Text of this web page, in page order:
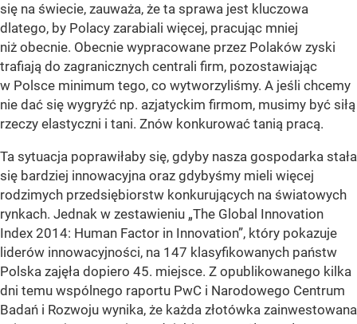
się na świecie, zauważa, że ta sprawa jest kluczowa
dlatego, by Polacy zarabiali więcej, pracując mniej
niż obecnie. Obecnie wypracowane przez Polaków zyski
trafiają do zagranicznych centrali firm, pozostawiając
w Polsce minimum tego, co wytworzyliśmy. A jeśli chcemy
nie dać się wygryźć np. azjatyckim firmom, musimy być siłą
rzeczy elastyczni i tani. Znów konkurować tanią pracą.
Ta sytuacja poprawiłaby się, gdyby nasza gospodarka stała
się bardziej innowacyjna oraz gdybyśmy mieli więcej
rodzimych przedsiębiorstw konkurujących na światowych
rynkach. Jednak w zestawieniu „The Global Innovation
Index 2014: Human Factor in Innovation”, który pokazuje
liderów innowacyjności, na 147 klasyfikowanych państw
Polska zajęła dopiero 45. miejsce. Z opublikowanego kilka
dni temu wspólnego raportu PwC i Narodowego Centrum
Badań i Rozwoju wynika, że każda złotówka zainwestowana